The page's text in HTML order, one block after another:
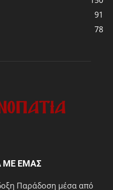
91
78
ΜΕ ΕΜΑΣ
Παράδοση μέσα από